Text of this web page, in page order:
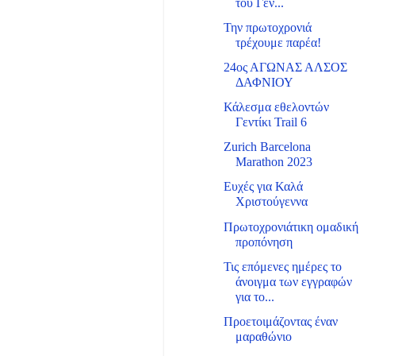
του Γεν...
Την πρωτοχρονιά
τρέχουμε παρέα!
24ος ΑΓΩΝΑΣ ΑΛΣΟΣ
ΔΑΦΝΙΟΥ
Κάλεσμα εθελοντών
Γεντίκι Trail 6
Zurich Barcelona
Marathon 2023
Ευχές για Καλά
Χριστούγεννα
Πρωτοχρονιάτικη ομαδική
προπόνηση
Τις επόμενες ημέρες το
άνοιγμα των εγγραφών
για το...
Προετοιμάζοντας έναν
μαραθώνιο